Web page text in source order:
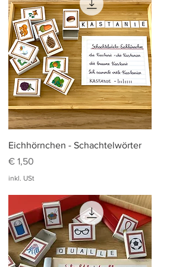
Schnellansicht
Eichhörnchen - Schachtelwörter
Preis
€ 1,50
inkl. USt